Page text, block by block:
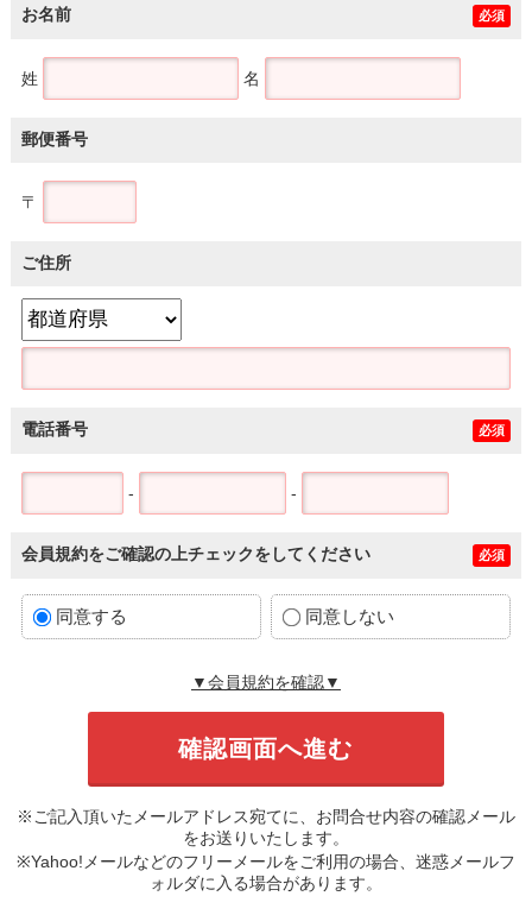
お名前 必須
姓 名
郵便番号
〒
ご住所
電話番号 必須
- -
会員規約をご確認の上チェックをしてください 必須
同意する 同意しない
▼会員規約を確認▼
※ご記入頂いたメールアドレス宛てに、お問合せ内容の確認メール
をお送りいたします。
※Yahoo!メールなどのフリーメールをご利用の場合、迷惑メールフ
ォルダに入る場合があります。